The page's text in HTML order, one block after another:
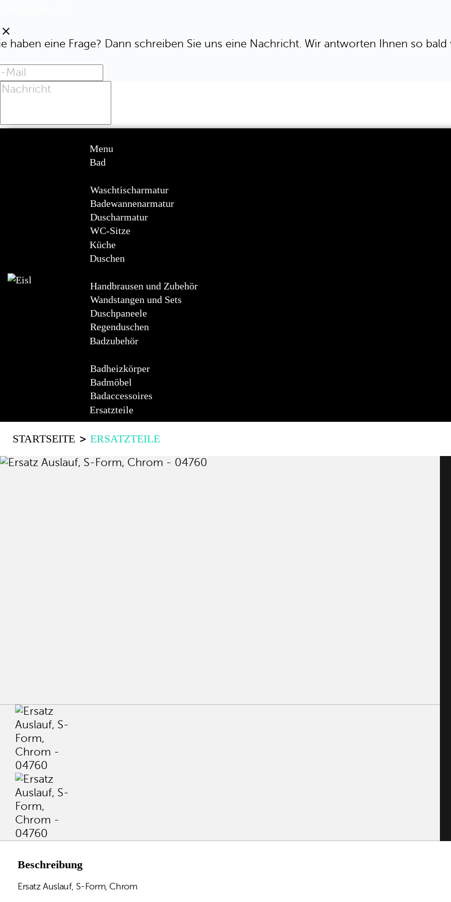
clear
haben eine Frage? Dann schreiben Sie uns eine Nachricht. Wir antworten Ihnen so
Menu
Bad
Waschtischarmatur
Badewannenarmatur
Duscharmatur
WC-Sitze
Küche
Duschen
Handbrausen und Zubehör
Wandstangen und Sets
Duschpaneele
Regenduschen
Badzubehör
Badheizkörper
Badmöbel
Badaccessoires
Ersatzteile
STARTSEITE ERSATZTEILE
Beschreibung
Ersatz Auslauf, S-Form, Chrom